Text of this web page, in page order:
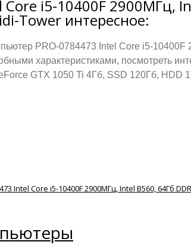
i5-10400F 2900МГц,
Tower интересное:
PRO-0784473 Intel Core i5-
характеристиками, посмотреть
GTX 1050 Ti 4Гб, SSD 120Гб, HDD